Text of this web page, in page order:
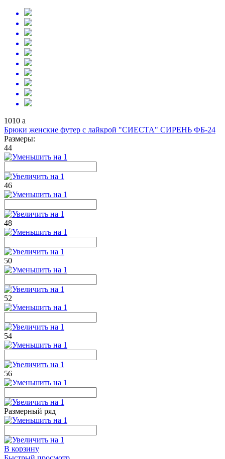
1010 a
Брюки женские футер с лайкрой "СИЕСТА" СИРЕНЬ ФБ-24
Размеры:
44
46
48
50
52
54
56
Размерный ряд
В корзину